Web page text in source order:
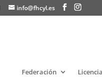
info@fhcyl.es
Federación